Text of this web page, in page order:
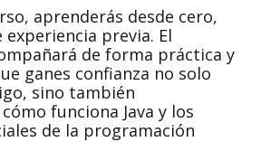
aprenderás desde cero,
experiencia previa. El
de forma práctica y
ganes confianza no solo
sino también
funciona Java y los
de la programación